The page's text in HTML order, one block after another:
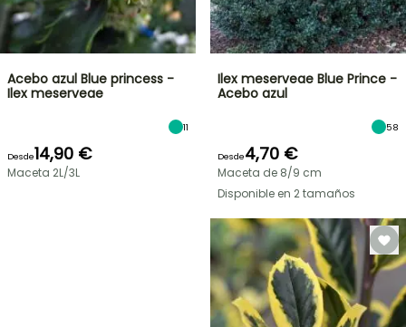
Acebo azul Blue princess -
Ilex meserveae
11
Desde14,90 €
Maceta 2L/3L
Ilex meserveae Blue Prince -
Acebo azul
58
Desde4,70 €
Maceta de 8/9 cm
Disponible en 2 tamaños